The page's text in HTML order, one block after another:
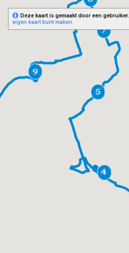
Deze kaart is gemaakt door een gebruiker.
eigen kaart kunt maken.